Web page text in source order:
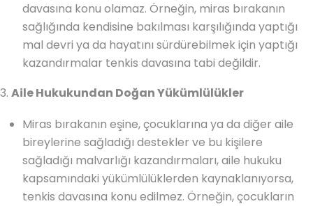
davasına konu olamaz. Örneğin, miras bırakanın
sağlığında kendisine bakılması karşılığında yaptığı
mal devri ya da hayatını sürdürebilmek için yaptığı
kazandırmalar tenkis davasına tabi değildir.
3. Aile Hukukundan Doğan Yükümlülükler
Miras bırakanın eşine, çocuklarına ya da diğer aile
bireylerine sağladığı destekler ve bu kişilere
sağladığı malvarlığı kazandırmaları, aile hukuku
kapsamındaki yükümlülüklerden kaynaklanıyorsa,
tenkis davasına konu edilmez. Örneğin, çocukların